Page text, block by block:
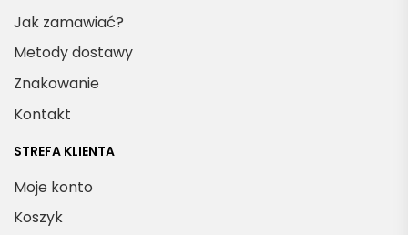
Jak zamawiać?
Metody dostawy
Znakowanie
Kontakt
STREFA KLIENTA
Moje konto
Koszyk